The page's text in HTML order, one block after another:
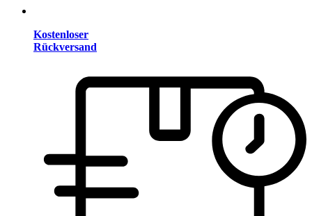
Kostenloser
Rückversand